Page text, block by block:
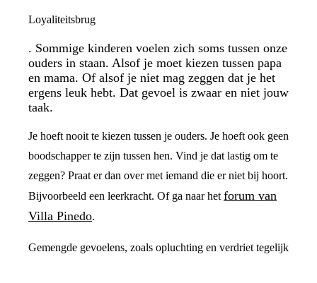
Loyaliteitsbrug
. Sommige kinderen voelen zich soms tussen onze
ouders in staan. Alsof je moet kiezen tussen papa
en mama. Of alsof je niet mag zeggen dat je het
ergens leuk hebt. Dat gevoel is zwaar en niet jouw
taak.
Je hoeft nooit te kiezen tussen je ouders. Je hoeft ook geen
boodschapper te zijn tussen hen. Vind je dat lastig om te
zeggen? Praat er dan over met iemand die er niet bij hoort.
Bijvoorbeeld een leerkracht. Of ga naar het forum van
Villa Pinedo.
Gemengde gevoelens, zoals opluchting en verdriet tegelijk